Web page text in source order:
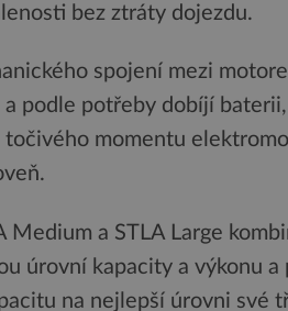
bez ztráty dojezdu.
spojení mezi
podle potřeby dobíjí
momentu
Medium a STLA Large
úrovní kapacity a výkonu
na nejlepší úrovni své